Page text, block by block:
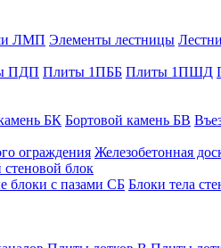
ЛМП Элементы лестницы
ПДП Плиты 1ПББ Плиты 1ПШД
БК Бортовой камень БВ
ограждения Железобетонная
стеновой блок
блоки с пазами СБ Блоки тела